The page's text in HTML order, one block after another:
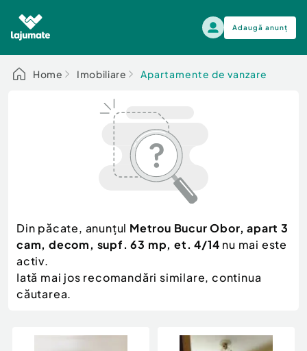
Adaugă anunț
Alege categoria
Auto, moto si ambarcatiuni
Electronice si electrocasnice
Mama si copilul
Moda si frumusete
Sport, timp liber, arta
Agro si Industrie
Auto, moto si ambarcatiuni
Scutere - ATV - UTV
Autoutilitare
Ambarcatiuni
Camioane - Rulote - Remorci
Motociclete
Piese auto si accesorii
Home Imobiliare Apartamente de vanzare
Din păcate, anunțul Metrou Bucur Obor, apart 3
cam, decom, supf. 63 mp, et. 4/14 nu mai este
activ.
Iată mai jos recomandări similare, continua
căutarea.